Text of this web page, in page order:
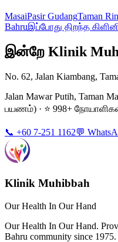
MasaiPasir GudangTaman
Bahruஇப்போது திறந்த
இன்றே Klinik
No. 62, Jalan Kiambang,
Jalan Mawar Putih, Taman
பயணம்) · ⭐ 998+
📞 +60 7-251 1162💬
Klinik Muhibbah
Our Health In Our Hand
Our Health In Our Hand.
Bahru community since 1975.